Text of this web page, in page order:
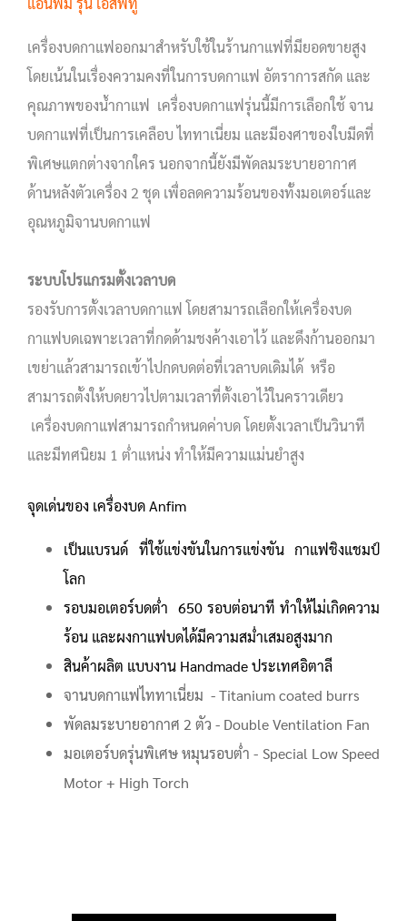
เครื่องบดกาแฟออกมาสำหรับใช้ในร้านกาแฟที่มียอดขายสูง
โดยเน้นในเรื่องความคงที่ในการบดกาแฟ อัตราการสกัด และ
คุณภาพของน้ำกาแฟ เครื่องบดกาแฟรุ่นนี้มีการเลือกใช้ จาน
บดกาแฟที่เป็นการเคลือบ ไททาเนี่ยม และมีองศาของใบมีดที่
พิเศษแตกต่างจากใคร นอกจากนี้ยังมีพัดลมระบายอากาศ
ด้านหลังตัวเครื่อง 2 ชุด เพื่อลดความร้อนของทั้งมอเตอร์และ
อุณหภูมิจานบดกาแฟ
ระบบโปรแกรมตั้งเวลาบด
รองรับการตั้งเวลาบดกาแฟ โดยสามารถเลือกให้เครื่องบด
กาแฟบดเฉพาะเวลาที่กดด้ามชงค้างเอาไว้ และดึงก้านออกมา
เขย่าแล้วสามารถเข้าไปกดบดต่อที่เวลาบดเดิมได้ หรือ
สามารถตั้งให้บดยาวไปตามเวลาที่ตั้งเอาไว้ในคราวเดียว
เครื่องบดกาแฟสามารถกำหนดค่าบด โดยตั้งเวลาเป็นวินาที
และมีทศนิยม 1 ต่ำแหน่ง ทำให้มีความแม่นยำสูง
จุดเด่นของ เครื่องบด Anfim
เป็นแบรนด์ ที่ใช้แข่งขันในการแข่งขัน กาแฟชิงแชมป์
โลก
รอบมอเตอร์บดต่ำ 650 รอบต่อนาที ทำให้ไม่เกิดความ
ร้อน และผงกาแฟบดได้มีความสม่ำเสมอสูงมาก
สินค้าผลิต แบบงาน Handmade ประเทศอิตาลี
จานบดกาแฟไททาเนี่ยม - Titanium coated burrs
พัดลมระบายอากาศ 2 ตัว - Double Ventilation Fan
มอเตอร์บดรุ่นพิเศษ หมุนรอบต่ำ - Special Low Speed
Motor + High Torch